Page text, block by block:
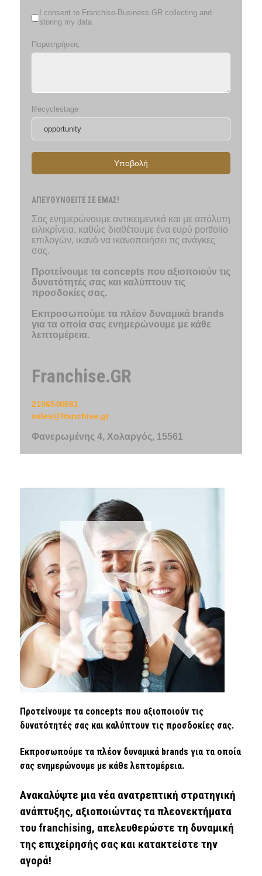
I consent to Franchise-Business.GR collecting and
storing my data
Παρατηρήσεις
lifecyclestage
Υποβολή
ΑΠΕΥΘΥΝΘΕΙΤΕ ΣΕ ΕΜΑΣ!
Σας ενημερώνουμε αντικειμενικά και με απόλυτη
ειλικρίνεια, καθώς διαθέτουμε ένα ευρύ portfolio
επιλογών, ικανό να ικανοποιήσει τις ανάγκες
σας.
Προτείνουμε τα concepts που αξιοποιούν τις
δυνατότητές σας και καλύπτουν τις
προσδοκίες σας.
Εκπροσωπούμε τα πλέον δυναμικά brands
για τα οποία σας ενημερώνουμε με κάθε
λεπτομέρεια.
Franchise.GR
2106540681
sales@franchise.gr
Φανερωμένης 4, Χολαργός, 15561
Προτείνουμε τα concepts που αξιοποιούν τις
δυνατότητές σας και καλύπτουν τις προσδοκίες σας.
Εκπροσωπούμε τα πλέον δυναμικά brands για τα οποία
σας ενημερώνουμε με κάθε λεπτομέρεια.
Ανακαλύψτε μια νέα ανατρεπτική στρατηγική
ανάπτυξης, αξιοποιώντας τα πλεονεκτήματα
του franchising, απελευθερώστε τη δυναμική
της επιχείρησής σας και κατακτείστε την
αγορά!